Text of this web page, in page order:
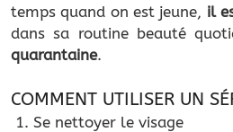
temps quand on est jeune, il
dans sa routine beauté
quarantaine.
COMMENT UTILISER UN
Se nettoyer le visage